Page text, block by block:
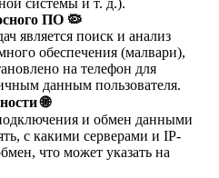
системы и т. д.).
ПО 🦠
является поиск и анализ
обеспечения (малвари),
на телефон для
данным пользователя.
🌐
и обмен данными
с какими серверами и IP-
что может указать на